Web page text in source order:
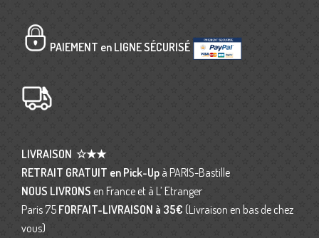
PAIEMENT en LIGNE SÉCURISÉ
LIVRAISON ☆★★
RETRAIT GRATUIT en Pick-Up à PARIS-Bastille
NOUS LIVRONS en France et à L’ Etranger
Paris 75 FORFAIT-LIVRAISON à 35€ (Livraison en bas de chez
vous)